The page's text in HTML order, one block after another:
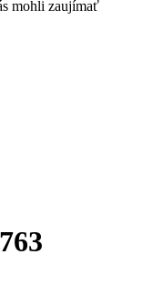
mohli zaujímať